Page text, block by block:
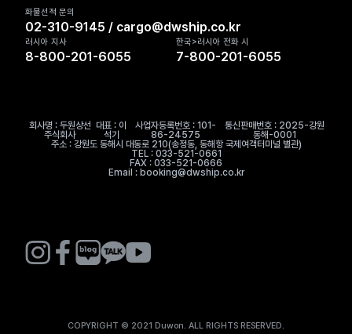
화물선적 문의
02-310-9145 / cargo@dwship.co.kr
러시아 지사
8-800-201-6055
한국>러시아 전화 시
7-800-201-6055
회사명 : 두원상선
주식회사
대표 : 이
석기
사업자등록번호 : 101-
86-24575
통신판매번호 : 2025-강원
동해-0001
주소 : 강원도 동해시 대동로 210(송정동, 동해항 국제여객터미널 별관)
TEL : 033-521-0661
FAX : 033-521-0666
Email : booking@dwship.co.kr
COPYRIGHT © 2021 Duwon. ALL RIGHTS RESERVED.